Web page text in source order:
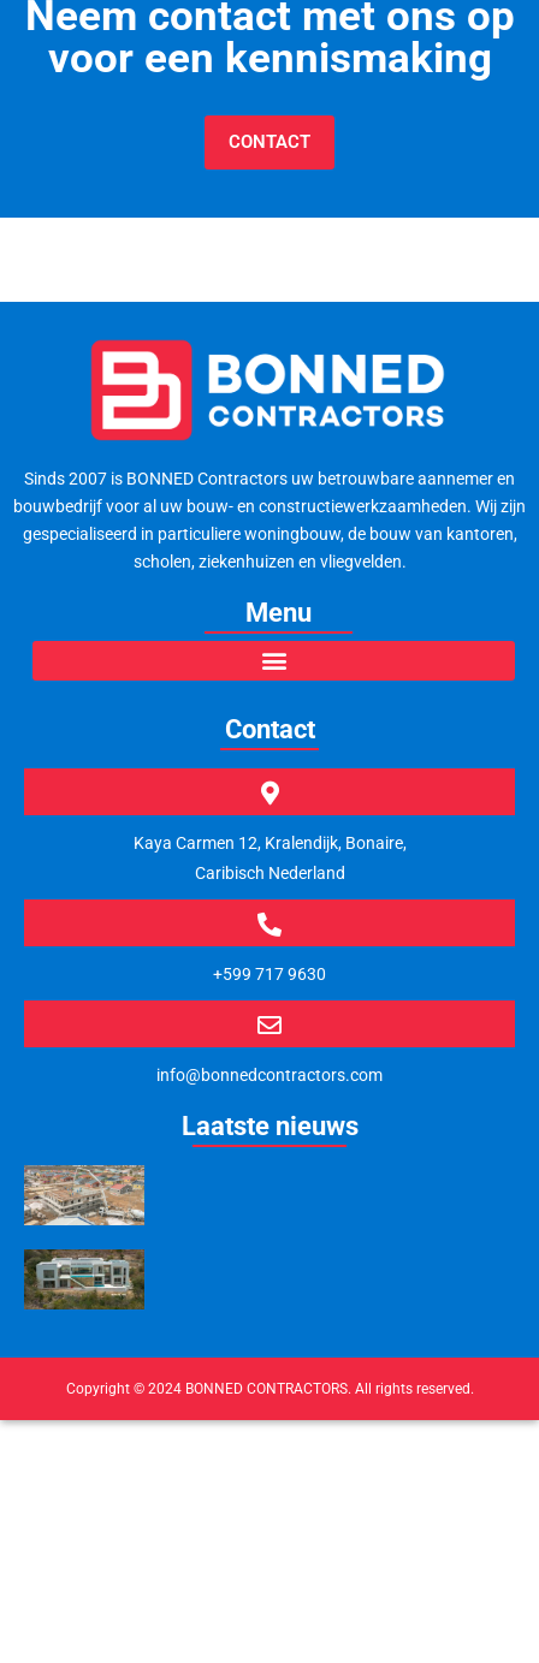
Neem contact met ons op
voor een kennismaking
CONTACT
Sinds 2007 is BONNED Contractors uw betrouwbare aannemer en
bouwbedrijf voor al uw bouw- en constructiewerkzaamheden. Wij zijn
gespecialiseerd in particuliere woningbouw, de bouw van kantoren,
scholen, ziekenhuizen en vliegvelden.
Menu
Contact
Kaya Carmen 12, Kralendijk, Bonaire,
Caribisch Nederland
+599 717 9630
info@bonnedcontractors.com
Laatste nieuws
Copyright © 2024 BONNED CONTRACTORS. All rights reserved.